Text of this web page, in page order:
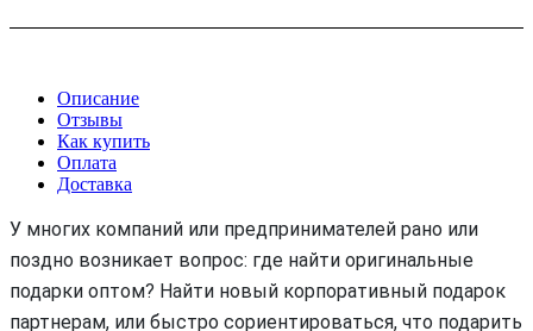
Описание
Отзывы
Как купить
Оплата
Доставка
У многих компаний или предпринимателей рано или
поздно возникает вопрос: где найти оригинальные
подарки оптом? Найти новый корпоративный подарок
партнерам, или быстро сориентироваться, что подарить